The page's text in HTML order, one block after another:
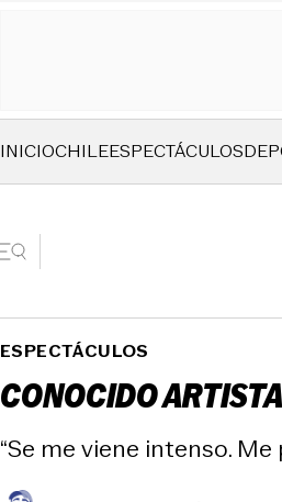
INICIOCHILEESPECTÁCULOS
ESPECTÁCULOS
CONOCIDO
“Se me viene intenso.